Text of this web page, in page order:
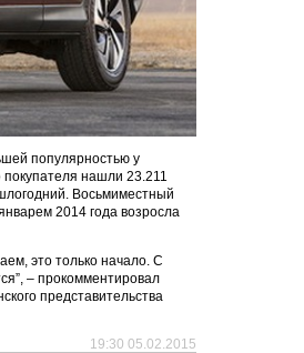
популярностью у
нашли 23.211
Восьмиместный
2014 года возросла
это только начало. С
– прокомментировал
представительства
19:30 05.02.2015